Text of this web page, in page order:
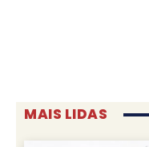
MAIS LIDAS